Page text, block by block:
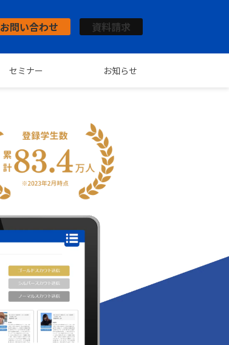
お問い合わせ 資料請求
セミナー お知らせ